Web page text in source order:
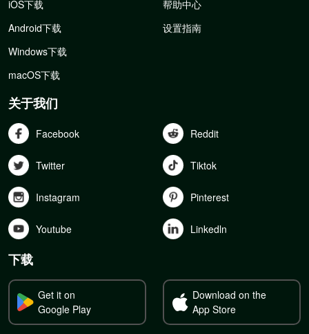
iOS下载
Android下载
Windows下载
macOS下载
帮助中心
设置指南
关于我们
Facebook Reddit
Twitter Tiktok
Instagram Pinterest
Youtube Linkedln
下载
Get it on
Google Play
Download on the
App Store